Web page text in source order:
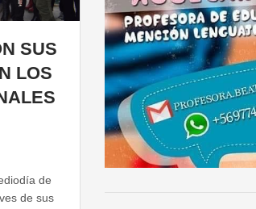
SUS
LOS
de
de sus